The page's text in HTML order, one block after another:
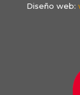
Diseño web: